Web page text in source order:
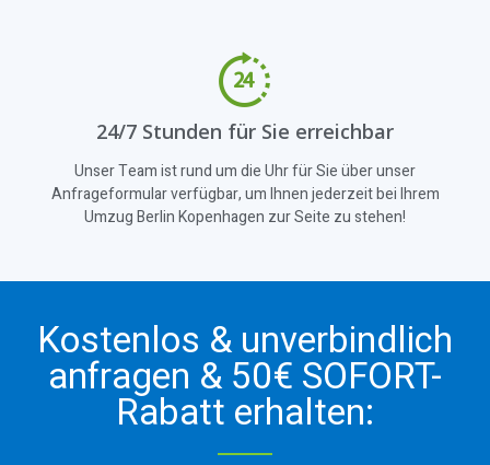
24/7 Stunden für Sie erreichbar
Unser Team ist rund um die Uhr für Sie über unser
Anfrageformular verfügbar, um Ihnen jederzeit bei Ihrem
Umzug Berlin Kopenhagen zur Seite zu stehen!
Kostenlos & unverbindlich
anfragen & 50€ SOFORT-
Rabatt erhalten: